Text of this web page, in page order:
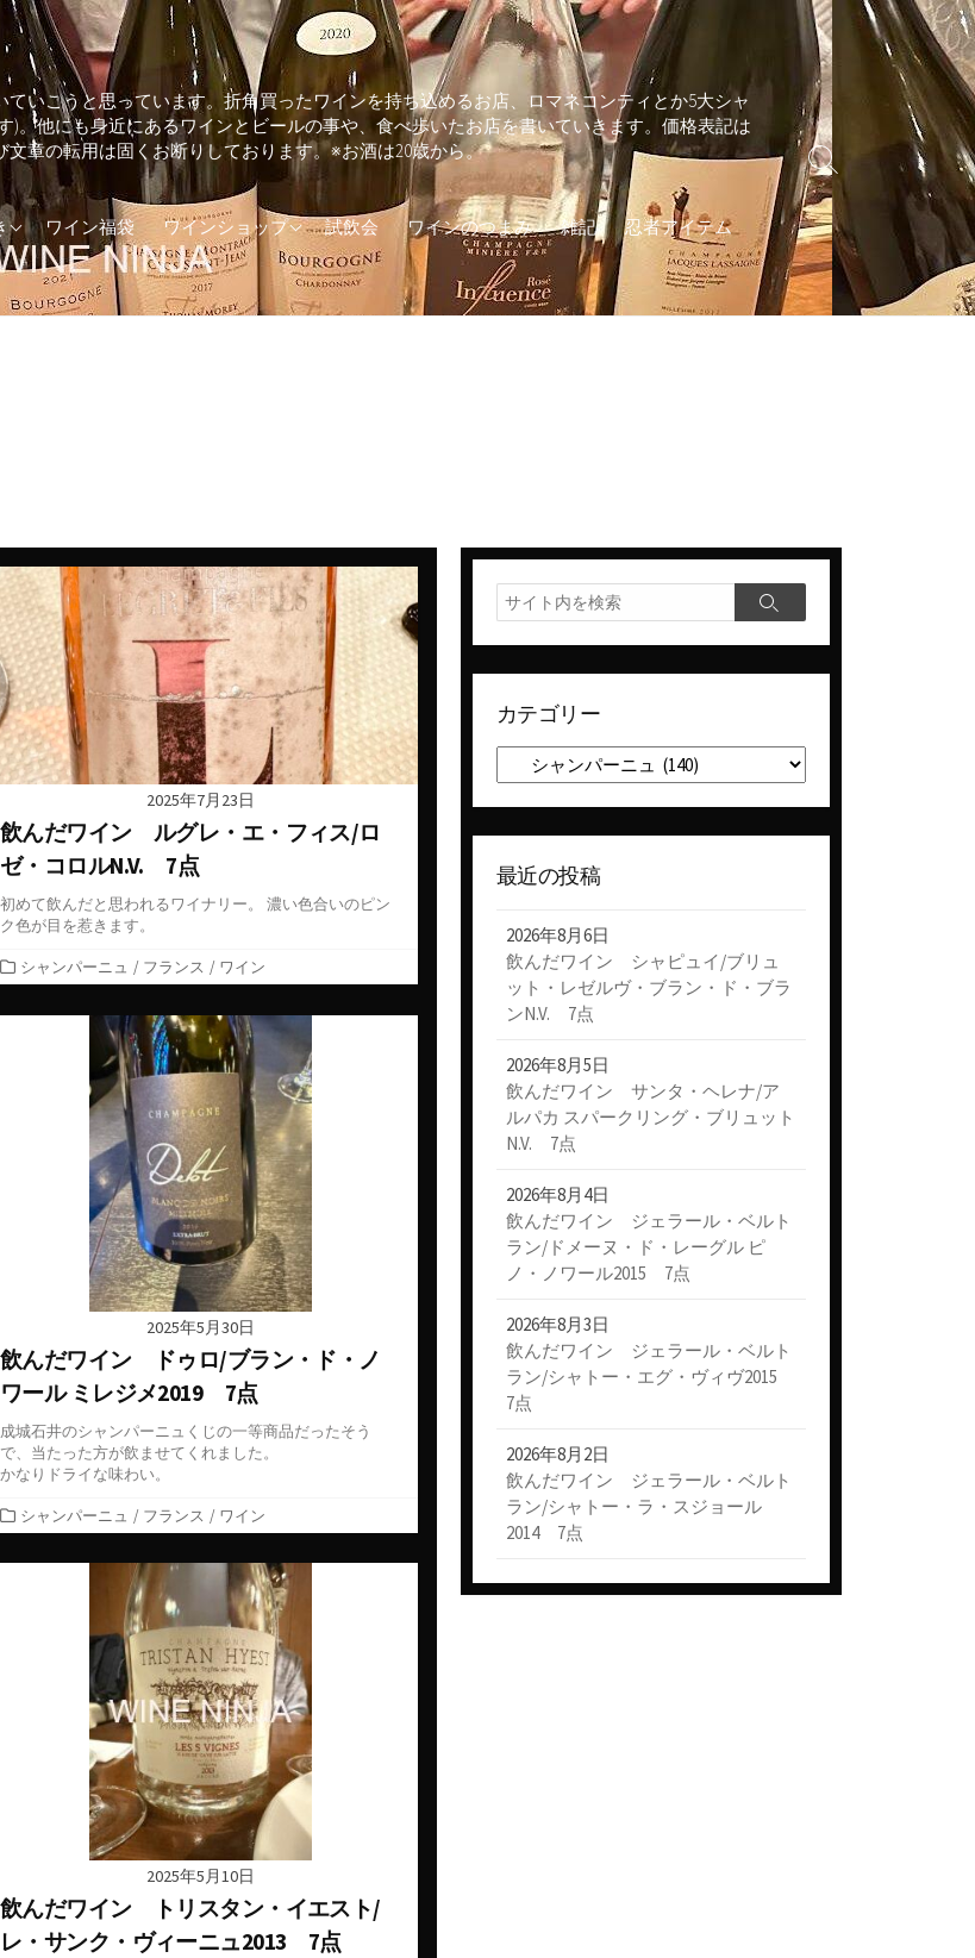
いこうと思っています。折角買ったワインを持ち込めるお店、ロマネコンティとか5大シャ
。他にも身近にあるワインとビールの事や、食べ歩いたお店を書いていきます。価格表記は
章の転用は固くお断りしております。※お酒は20歳から。
どん
ン
料理
グバー
・フレンチ
ワイン福袋 ワインショップ
兵庫県のワインショップ
東京都のワインショップ
試飲会 ワインのつまみ 雑記 忍者アイテム
検
索
切
り
替
え
2025年7月23日
飲んだワイン ルグレ・エ・フィス/ロ
ゼ・コロルN.V. 7点
初めて飲んだと思われるワイナリー。 濃い色合いのピン
ク色が目を惹きます。
カ
テ
ゴ
シャンパーニュ / フランス / ワイン
2025年5月30日
飲んだワイン ドゥロ/ブラン・ド・ノ
ワール ミレジメ2019 7点
成城石井のシャンパーニュくじの一等商品だったそう
で、当たった方が飲ませてくれました。
かなりドライな味わい。
カ
テ
ゴ
シャンパーニュ / フランス / ワイン
2025年5月10日
飲んだワイン トリスタン・イエスト/
レ・サンク・ヴィーニュ2013 7点
検
索
検
カテゴリー
テ
ゴ
リ
最近の投稿
2026年8月6日
飲んだワイン シャピュイ/ブリュ
ット・レゼルヴ・ブラン・ド・ブラ
ンN.V. 7点
2026年8月5日
飲んだワイン サンタ・ヘレナ/ア
ルパカ スパークリング・ブリュット
N.V. 7点
2026年8月4日
飲んだワイン ジェラール・ベルト
ラン/ドメーヌ・ド・レーグル ピ
ノ・ノワール2015 7点
2026年8月3日
飲んだワイン ジェラール・ベルト
ラン/シャトー・エグ・ヴィヴ2015
7点
2026年8月2日
飲んだワイン ジェラール・ベルト
ラン/シャトー・ラ・スジョール
2014 7点